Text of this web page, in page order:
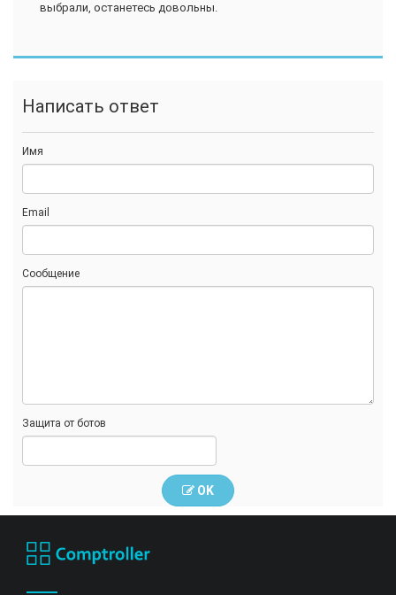
выбрали, останетесь довольны.
Написать ответ
Имя
Email
Сообщение
Защита от ботов
OK